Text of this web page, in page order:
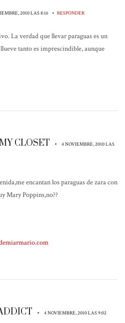
2010 LAS 8:16 • RESPONDER
La verdad que llevar paraguas es un
tanto es imprescindible, aunque
CLOSET • 4 NOVIEMBRE, 2010 LAS
encantan los paraguas de zara con
Mary Poppins,no??
• 4 NOVIEMBRE, 2010 LAS 9:02